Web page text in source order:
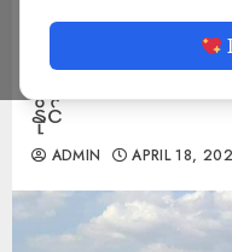
မည်ဟု အခြေအ
ထွက်ပေါ်နေပြီး
သဘာဝဘေးစီခံခ
နိုင်
ADMIN APRIL 18,